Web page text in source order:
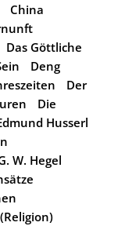
China
Das Göttliche
Deng
Der
Die
Husserl
W. Hegel